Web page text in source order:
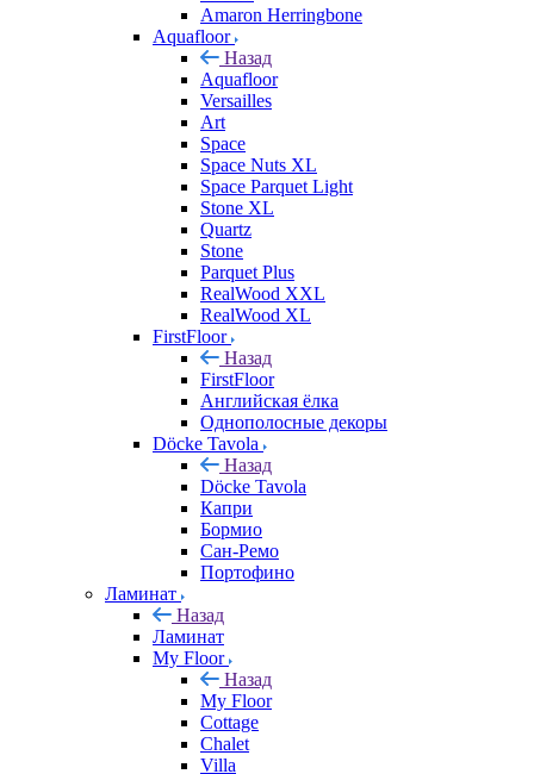
Amaron Herringbone
Aquafloor
Назад
Aquafloor
Versailles
Art
Space
Space Nuts XL
Space Parquet Light
Stone XL
Quartz
Stone
Parquet Plus
RealWood XXL
RealWood XL
FirstFloor
Назад
FirstFloor
Английская ёлка
Однополосные декоры
Döcke Tavola
Назад
Döcke Tavola
Капри
Бормио
Сан-Ремо
Портофино
Ламинат
Назад
Ламинат
My Floor
Назад
My Floor
Cottage
Chalet
Villa